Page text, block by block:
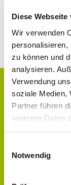
Diese
Wir verwenden
personalisieren,
zu können und
analysieren.
Verwendung
soziale Medien,
Partner führen
weiteren Daten
Notwendig
gemeinsam mit